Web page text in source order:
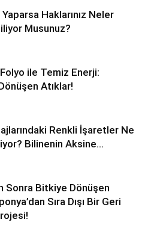
Haklarınız Neler
Musunuz?
ile Temiz Enerji:
Atıklar!
Renkli İşaretler Ne
Bilinenin Aksine…
Sonra Bitkiye Dönüşen
Sıra Dışı Bir Geri